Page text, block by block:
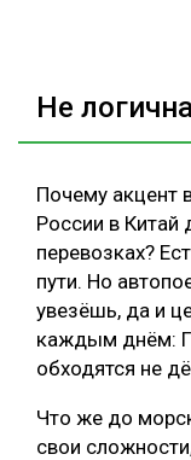
Не
Почему акцент
России в
перевозках?
пути. Но
увезёшь, да и
каждым днём:
обходятся не
Что же до
свои